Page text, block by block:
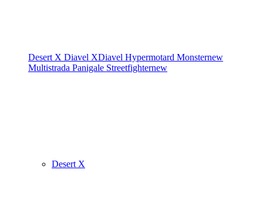
Desert X Diavel XDiavel Hypermotard Monsternew
Multistrada Panigale Streetfighternew
Desert X